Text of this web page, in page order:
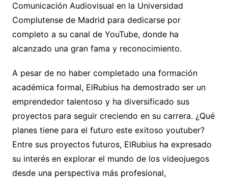
Comunicación Audiovisual en la Universidad
Complutense de Madrid para dedicarse por
completo a su canal de YouTube, donde ha
alcanzado una gran fama y reconocimiento.
A pesar de no haber completado una formación
académica formal, ElRubius ha demostrado ser un
emprendedor talentoso y ha diversificado sus
proyectos para seguir creciendo en su carrera. ¿Qué
planes tiene para el futuro este exitoso youtuber?
Entre sus proyectos futuros, ElRubius ha expresado
su interés en explorar el mundo de los videojuegos
desde una perspectiva más profesional,